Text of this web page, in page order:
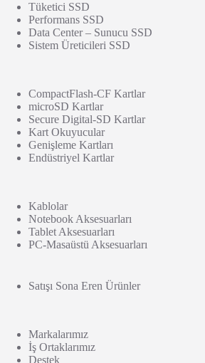
Tüketici SSD
Performans SSD
Data Center – Sunucu SSD
Sistem Üreticileri SSD
CompactFlash-CF Kartlar
microSD Kartlar
Secure Digital-SD Kartlar
Kart Okuyucular
Genişleme Kartları
Endüstriyel Kartlar
Kablolar
Notebook Aksesuarları
Tablet Aksesuarları
PC-Masaüstü Aksesuarları
Satışı Sona Eren Ürünler
Markalarımız
İş Ortaklarımız
Destek